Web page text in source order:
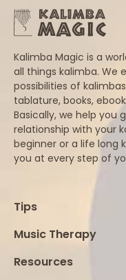
Kalimba Magic is a
all things kalimba. We
possibilities of
tablature, books,
Basically, we help
relationship with your
beginner or a life long
you at every step of
Tips
Music Therapy
Resources